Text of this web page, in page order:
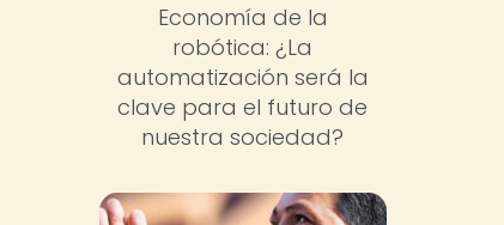
Economía de la
robótica: ¿La
automatización será la
clave para el futuro de
nuestra sociedad?